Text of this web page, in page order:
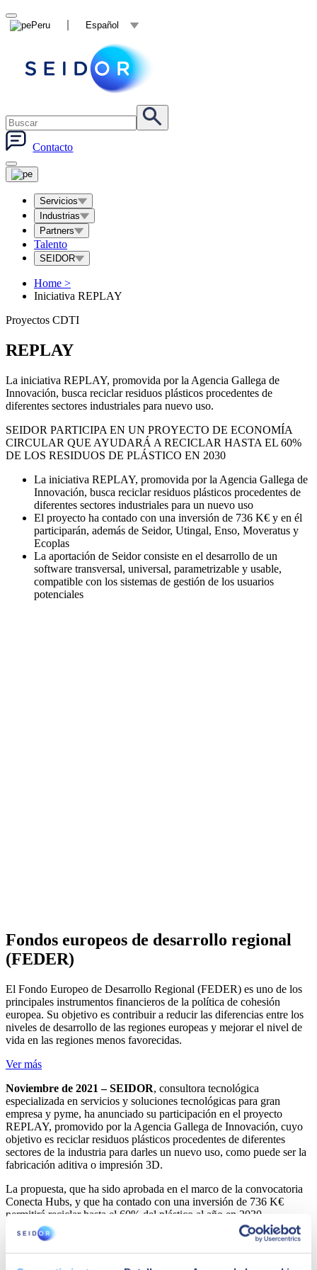
Peru Español
Contacto
Servicios
Industrias
Partners
Talento
SEIDOR
Home >
Iniciativa REPLAY
Proyectos CDTI
REPLAY
La iniciativa REPLAY, promovida por la Agencia Gallega de
Innovación, busca reciclar residuos plásticos procedentes de
diferentes sectores industriales para nuevo uso.
SEIDOR PARTICIPA EN UN PROYECTO DE ECONOMÍA
CIRCULAR QUE AYUDARÁ A RECICLAR HASTA EL 60%
DE LOS RESIDUOS DE PLÁSTICO EN 2030
La iniciativa REPLAY, promovida por la Agencia Gallega de
Innovación, busca reciclar residuos plásticos procedentes de
diferentes sectores industriales para un nuevo uso
El proyecto ha contado con una inversión de 736 K€ y en él
participarán, además de Seidor, Utingal, Enso, Moveratus y
Ecoplas
La aportación de Seidor consiste en el desarrollo de un
software transversal, universal, parametrizable y usable,
compatible con los sistemas de gestión de los usuarios
potenciales
Fondos europeos de desarrollo regional
(FEDER)
El Fondo Europeo de Desarrollo Regional (FEDER) es uno de los
principales instrumentos financieros de la política de cohesión
europea. Su objetivo es contribuir a reducir las diferencias entre los
niveles de desarrollo de las regiones europeas y mejorar el nivel de
vida en las regiones menos favorecidas.
Ver más
Noviembre de 2021 – SEIDOR, consultora tecnológica
especializada en servicios y soluciones tecnológicas para gran
empresa y pyme, ha anunciado su participación en el proyecto
REPLAY, promovido por la Agencia Gallega de Innovación, cuyo
objetivo es reciclar residuos plásticos procedentes de diferentes
sectores de la industria para darles un nuevo uso, como puede ser la
fabricación aditiva o impresión 3D.
La propuesta, que ha sido aprobada en el marco de la convocatoria
Conecta Hubs, y que ha contado con una inversión de 736 K€
permitirá reciclar hasta el 60% del plástico al año en 2030.
La iniciativa, en la que ha participado un consorcio formado por las
empresas Utingal, Enso, Moveratus, Ecoplas y SEIDOR, tiene